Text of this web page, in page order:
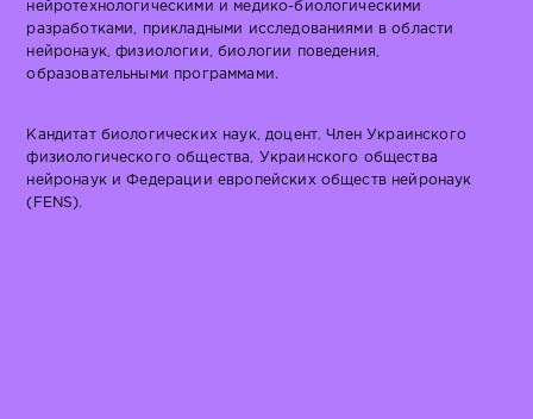
нейротехнологическими и медико-биологическими
разработками, прикладными исследованиями в области
нейронаук, физиологии, биологии поведения,
образовательными программами.
Кандитат биологических наук, доцент. Член Украинского
физиологического общества, Украинского общества
нейронаук и Федерации европейских обществ нейронаук
(FENS).